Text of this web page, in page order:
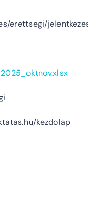
erettsegi/
kezdolap